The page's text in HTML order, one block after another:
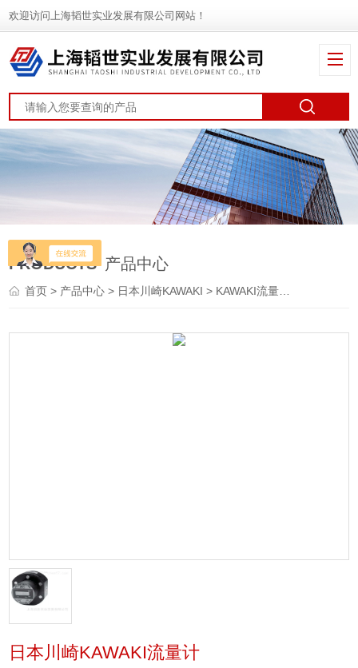
欢迎访问上海韬世实业发展有限公司网站！
PRODUCTS 产品中心
首页> 产品中心 > 日本川崎KAWAKI > KAWAKI流量计
日本川崎KAWAKI流量计